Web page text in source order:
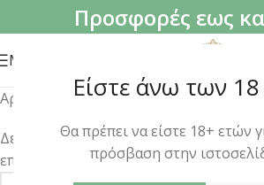
Είστε άνω των
Θα πρέπει να είστε 18+ ετών
πρόσβαση στην
Προσφορές εως
MENU
Αρχική σελίδα/Προϊόν Γεύση/IC BNBN
Δεν βρέθηκε κανένα προϊόν που να
επιλογή σας.